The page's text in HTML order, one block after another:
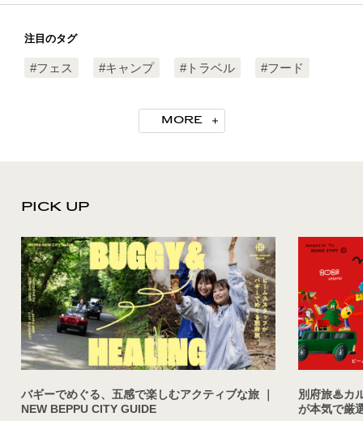
注目のタグ
#フェス #キャンプ #トラベル
#フード
MORE
PICK UP
バギーでめぐる、五感で楽しむアクティブな旅 ｜
NEW BEPPU CITY GUIDE
別府旅♨︎カ
が本気で厳